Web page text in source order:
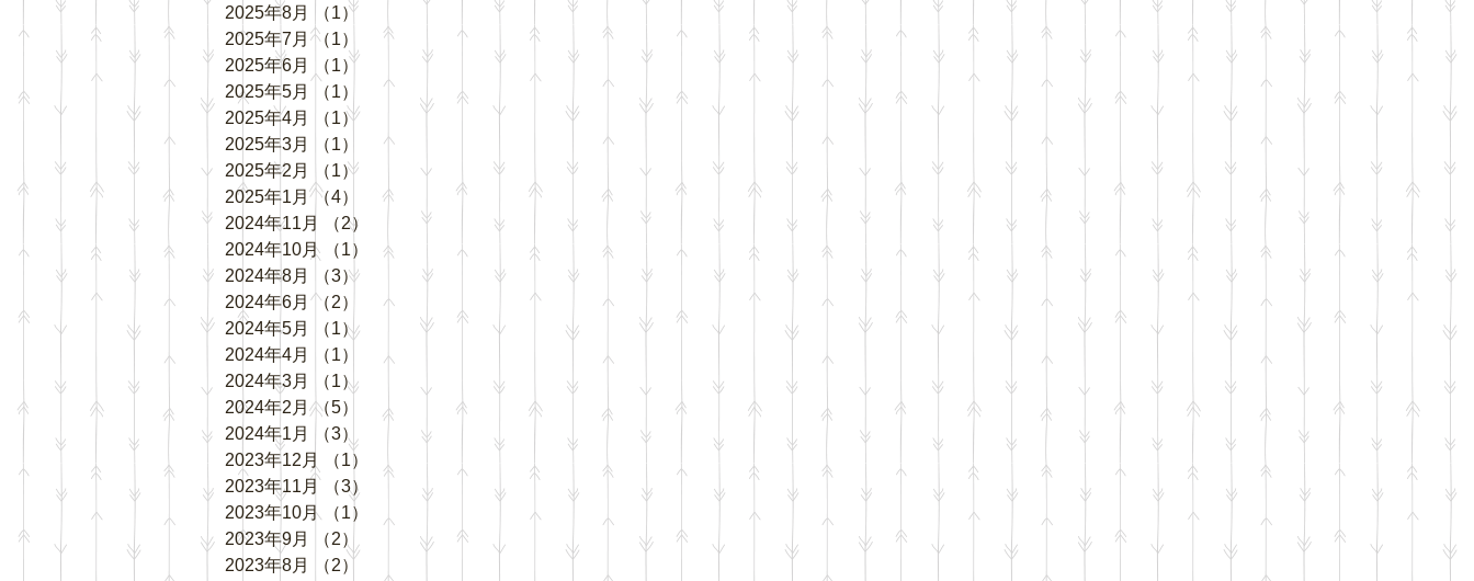
2025年8月
（1）
2025年7月 （1）
1件の記事
2025年6月
（1） 1件の記事
2025年5月
（1）
1件の記事
2025年4月
（1）1件の記事
2025年3月
（1）
1件の記事
2025年2月
（1） 1件の記事
2025年1月 （4）
4件の記事
2024年11月
（2）
2件の記事
2024年10月
（1）
1件の記事
2024年8月
（3）3件の記事
2024年6月 （2）
2件の記事
2024年5月
（1）1件の記事
2024年4月
（1）
1件の記事
2024年3月
（1）
2024年2月 （5）
5件の記事
2024年1月
（3）
3件の記事
2023年12月
（1）
2023年11月
（3）
3件の記事
2023年10月
（1）
2023年9月
（2）
2件の記事
2023年8月
（2）